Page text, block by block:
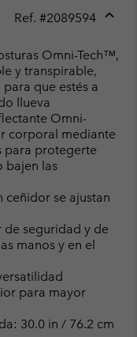
Ref. #2089594
or
Omni-Tech™,
y transpirable,
que estés a
llueva
Omni-
corporal mediante
para protegerte
bajen las
ceñidor se ajustan
seguridad y de
manos y en el
para mayor
30.0 in / 76.2 cm